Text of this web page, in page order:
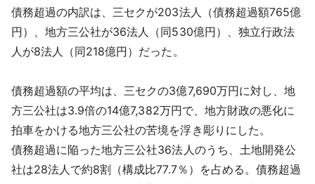
債務超過の内訳は、三セクが203法人（債務超過額765億
円）、地方三公社が36法人（同530億円）、独立行政法
人が8法人（同218億円）だった。
債務超過額の平均は、三セクの3億7,690万円に対し、地
方三公社は3.9倍の14億7,382万円で、地方財政の悪化に
拍車をかける地方三公社の苦境を浮き彫りにした。
債務超過に陥った地方三公社36法人のうち、土地開発公
社は28法人で約8割（構成比77.7％）を占める。債務超過